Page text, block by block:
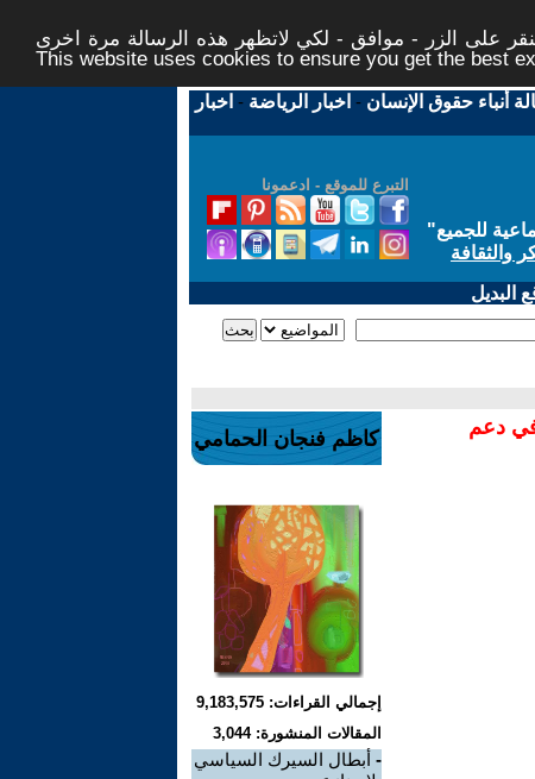
على الزر - موافق - لكي لاتظهر هذه الرسالة مرة اخرى -
This website uses cookies to ensure you get the best
أنباء حقوق الإنسان - اخبار الرياضة - اخبار
التبرع للموقع - ادعمونا
للجميع"
والثقافة
البديل
في دعم
كاظم فنجان الحمامي
إجمالي القراءات: 9,183,575
المقالات المنشورة: 3,044
- أبطال السيرك السياسي